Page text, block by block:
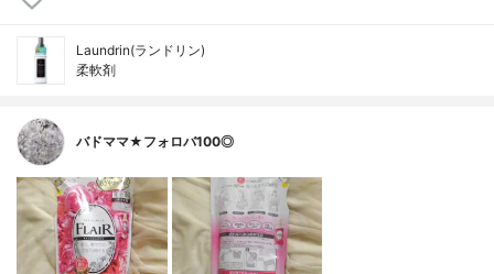
Laundrin(ランドリン)
柔軟剤
バドママ★フォロバ100◎